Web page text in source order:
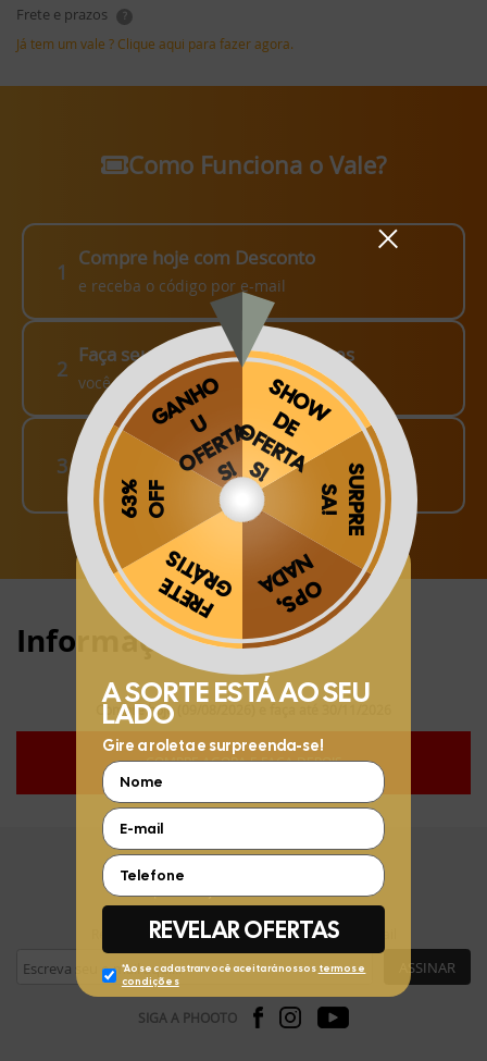
Frete e prazos ?
Já tem um vale ? Clique aqui para fazer agora.
Como Funciona o Vale?
1
Compre hoje com Desconto
e receba o código por e-mail
2
Faça seu pedido em até 3 meses
você escolhe como fazer!
3
Finalize o seu Pedido!
pague o Frete e receba em sua casa
Informações:
Compre hoje (09/08/2026) e faça até 30/11/2026
COMPRE AGORA E FAÇA DEPOIS
Receba ofertas exclusivas da Phooto no seu e-mail
ASSINAR
Obrigado por se cadastrar na
Aproveite e receba as novidades e ofertas exclusivas da
SIGA A PHOOTO